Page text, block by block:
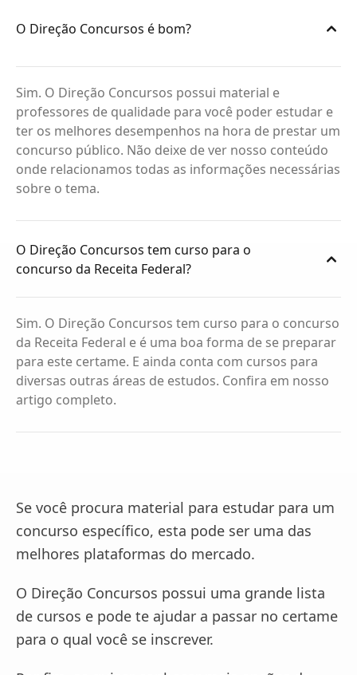
O Direção Concursos é bom?
Sim. O Direção Concursos possui material e
professores de qualidade para você poder estudar e
ter os melhores desempenhos na hora de prestar um
concurso público. Não deixe de ver nosso conteúdo
onde relacionamos todas as informações necessárias
sobre o tema.
O Direção Concursos tem curso para o
concurso da Receita Federal?
Sim. O Direção Concursos tem curso para o concurso
da Receita Federal e é uma boa forma de se preparar
para este certame. E ainda conta com cursos para
diversas outras áreas de estudos. Confira em nosso
artigo completo.
Se você procura material para estudar para um
concurso específico, esta pode ser uma das
melhores plataformas do mercado.
O Direção Concursos possui uma grande lista
de cursos e pode te ajudar a passar no certame
para o qual você se inscrever.